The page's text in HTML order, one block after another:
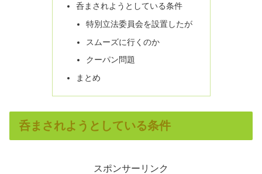
呑まされようとしている条件
特別立法委員会を設置したが
スムーズに行くのか
クーパン問題
まとめ
呑まされようとしている条件
スポンサーリンク